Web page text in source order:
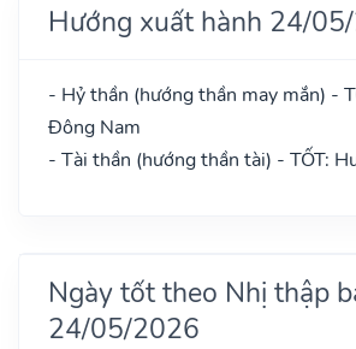
Hướng xuất hành 24/
- Hỷ thần (hướng thần may mắn) -
Đông Nam
- Tài thần (hướng thần tài) - TỐT:
Ngày tốt theo Nhị thập
24/05/2026